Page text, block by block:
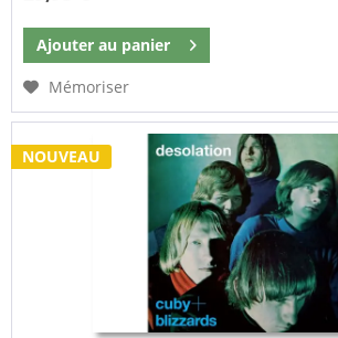
Ajouter au panier
Mémoriser
NOUVEAU